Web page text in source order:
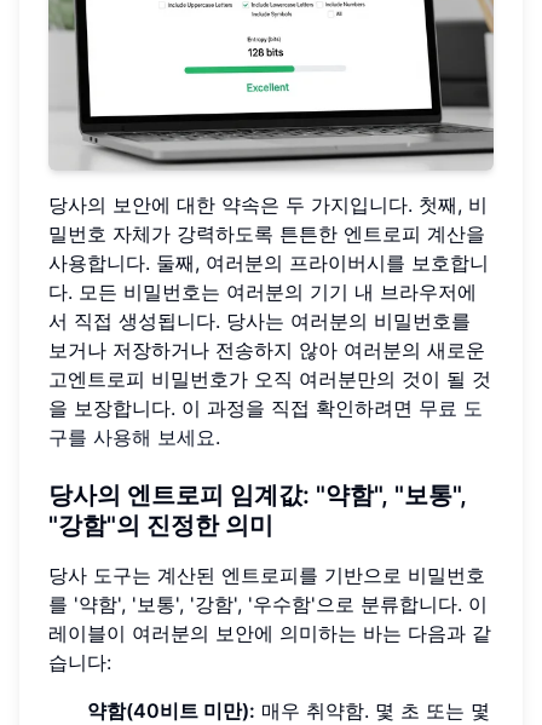
당사의 보안에 대한 약속은 두 가지입니다. 첫째, 비
밀번호 자체가 강력하도록 튼튼한 엔트로피 계산을
사용합니다. 둘째, 여러분의 프라이버시를 보호합니
다. 모든 비밀번호는 여러분의 기기 내 브라우저에
서 직접 생성됩니다. 당사는 여러분의 비밀번호를
보거나 저장하거나 전송하지 않아 여러분의 새로운
고엔트로피 비밀번호가 오직 여러분만의 것이 될 것
을 보장합니다. 이 과정을 직접 확인하려면 무료 도
구를 사용해 보세요.
당사의 엔트로피 임계값: "약함", "보통",
"강함"의 진정한 의미
당사 도구는 계산된 엔트로피를 기반으로 비밀번호
를 '약함', '보통', '강함', '우수함'으로 분류합니다. 이
레이블이 여러분의 보안에 의미하는 바는 다음과 같
습니다:
약함(40비트 미만): 매우 취약함. 몇 초 또는 몇